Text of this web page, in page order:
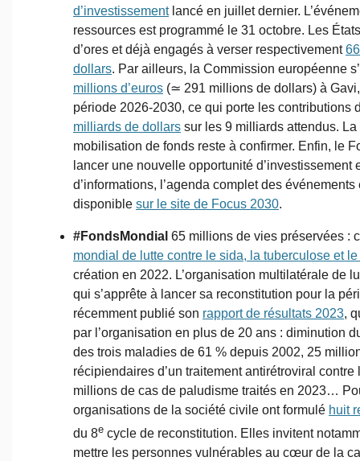
d’investissementlancé en juillet dernier.
ressources est programmé le 31 octobre. Les
d’ores et déjà engagés à verser respectivement
dollars. Par ailleurs, la Commission européenne
millions d’euros (≃ 291 millions de dollars) à
période 2026-2030, ce qui porte les contributions
milliards de dollars sur les 9 milliards attendus.
mobilisation de fonds reste à confirmer. Enfin, le
lancer une nouvelle opportunité d’investissement
d’informations, l’agenda complet des
disponible sur le site de Focus 2030.
#FondsMondial 65 millions de vies préservées :
mondial de lutte contre le sida, la tuberculose et
création en 2022. L’organisation multilatérale de
qui s’apprête à lancer sa reconstitution pour la
récemment publié son rapport de résultats 2023,
par l’organisation en plus de 20 ans : diminution
des trois maladies de 61 % depuis 2002, 25
récipiendaires d’un traitement antirétroviral
millions de cas de paludisme traités en 2023…
organisations de la société civile ont formulé huit
du 8e cycle de reconstitution. Elles invitent
mettre les personnes vulnérables au cœur de la